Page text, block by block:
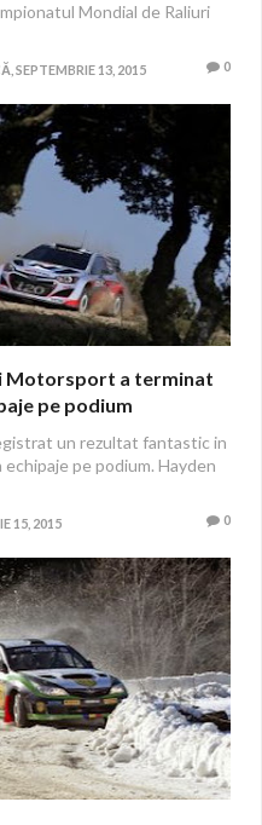
Mondial de Raliuri
SEPTEMBRIE 13, 2015 0
Motorsport a terminat
pe podium
un rezultat fantastic in
pe podium. Hayden
15, 2015 0